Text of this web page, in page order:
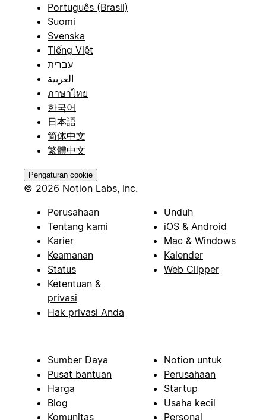
Português (Brasil)
Suomi
Svenska
Tiếng Việt
עברית
العربية
ภาษาไทย
한국어
日本語
简体中文
繁體中文
Pengaturan cookie
© 2026 Notion Labs, Inc.
Perusahaan
Tentang kami
Karier
Keamanan
Status
Ketentuan &
privasi
Hak privasi Anda
Unduh
iOS & Android
Mac & Windows
Kalender
Web Clipper
Sumber Daya
Pusat bantuan
Harga
Blog
Komunitas
Notion untuk
Perusahaan
Startup
Usaha kecil
Personal